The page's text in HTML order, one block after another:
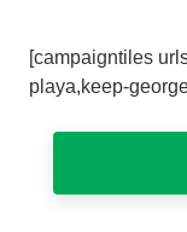
[campaigntiles
playa,keep-